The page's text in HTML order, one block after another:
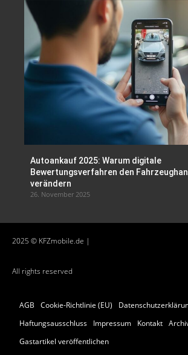
Autoankauf 2025: Warum digitale
Bewertungsverfahren den
verändern
26. November 2025
2025 © KFZmobile.de |
All rights reserved
AGB Cookie-Richtlinie (EU)
Haftungsausschluss
Impressum Kontakt
Gastartikel veröffentlichen